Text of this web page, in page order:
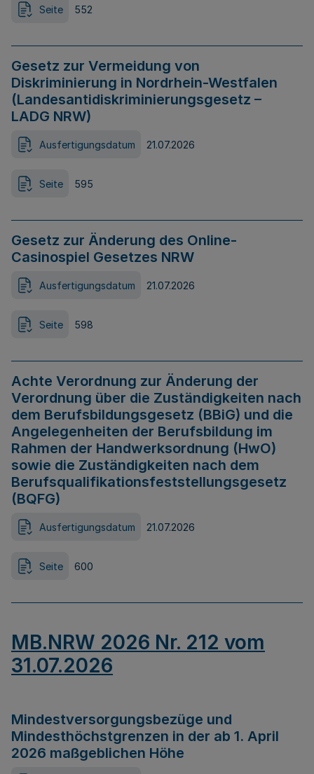
Seite 552
Gesetz zur Vermeidung von
Diskriminierung in Nordrhein-Westfalen
(Landesantidiskriminierungsgesetz –
LADG NRW)
Ausfertigungsdatum 21.07.2026
Seite 595
Gesetz zur Änderung des Online-
Casinospiel Gesetzes NRW
Ausfertigungsdatum 21.07.2026
Seite 598
Achte Verordnung zur Änderung der
Verordnung über die Zuständigkeiten nach
dem Berufsbildungsgesetz (BBiG) und die
Angelegenheiten der Berufsbildung im
Rahmen der Handwerksordnung (HwO)
sowie die Zuständigkeiten nach dem
Berufsqualifikationsfeststellungsgesetz
(BQFG)
Ausfertigungsdatum 21.07.2026
Seite 600
MB.NRW 2026 Nr. 212 vom
31.07.2026
Mindestversorgungsbezüge und
Mindesthöchstgrenzen in der ab 1. April
2026 maßgeblichen Höhe